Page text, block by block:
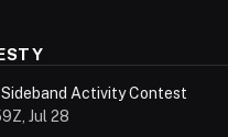
Activity Contest
Jul 28